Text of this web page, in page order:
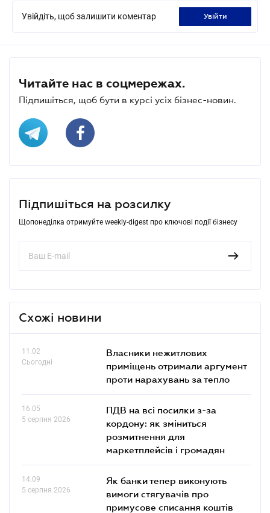
Увійдіть, щоб залишити коментар увійти
Читайте нас в соцмережах.
Підпишіться, щоб бути в курсі усіх бізнес-новин.
Підпишіться на розсилку
Щопонеділка отримуйте weekly-digest про ключові події бізнесу
Схожі новини
11.02
Сьогодні
Власники нежитлових
приміщень отримали аргумент
проти нарахувань за тепло
16.05
5 серпня 2026
ПДВ на всі посилки з-за
кордону: як зміниться
розмитнення для
маркетплейсів і громадян
14.09
5 серпня 2026
Як банки тепер виконують
вимоги стягувачів про
примусове списання коштів